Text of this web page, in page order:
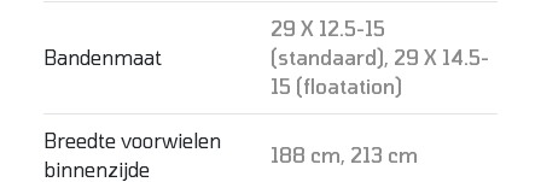
Bandenmaat
29 X 12.5-15
(standaard), 29 X 14.5-
15 (floatation)
Breedte voorwielen
binnenzijde
188 cm, 213 cm